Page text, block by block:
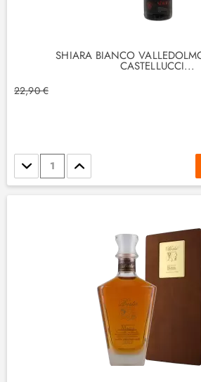
SHIARÀ BIANCO
CASTELLUCCI...
22,90 €
Stückzahl